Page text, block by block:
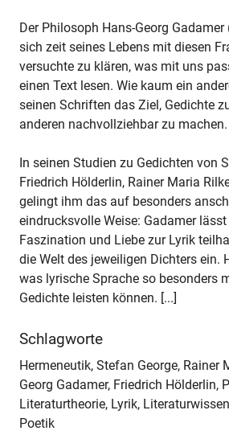
Der Philosoph Hans-Georg
sich zeit seines Lebens mit diesen
versuchte zu klären, was mit uns
einen Text lesen. Wie kaum ein
seinen Schriften das Ziel, Gedichte
anderen nachvollziehbar zu machen.
In seinen Studien zu Gedichten von
Friedrich Hölderlin, Rainer Maria
gelingt ihm das auf besonders
eindrucksvolle Weise: Gadamer
Faszination und Liebe zur Lyrik
die Welt des jeweiligen Dichters ein.
was lyrische Sprache so besonders
Gedichte leisten können. [...]
Schlagworte
Hermeneutik, Stefan George, Rainer
Georg Gadamer, Friedrich Hölderlin,
Literaturtheorie, Lyrik,
Poetik